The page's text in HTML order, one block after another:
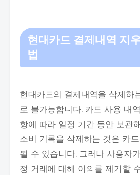
현대카드 결제내역 지
법
현대카드의 결제내역을 삭제하
로 불가능합니다. 카드 사용 내
항에 따라 일정 기간 동안 보관
소비 기록을 삭제하는 것은 카
될 수 있습니다. 그러나 사용자
정 거래에 대해 이의를 제기할